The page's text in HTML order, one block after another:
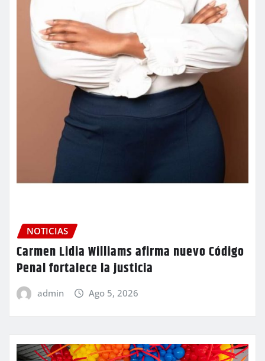
NOTICIAS
Carmen Lidia Williams afirma nuevo Código
Penal fortalece la justicia
admin Ago 5, 2026